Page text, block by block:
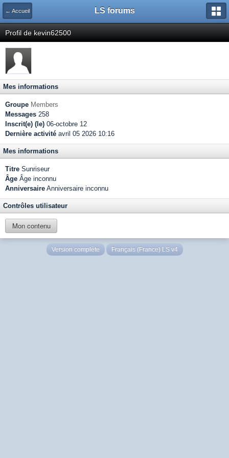
← Accueil LS forums
Profil de kevin62500
Mes informations
Groupe Members
Messages 258
Inscrit(e) (le) 06-octobre 12
Dernière activité avril 05 2026 10:16
Mes informations
Titre Sunriseur
Âge Âge inconnu
Anniversaire Anniversaire inconnu
Contrôles utilisateur
Mon contenu
Version complète Français (France) LS v4